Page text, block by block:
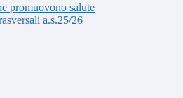
promuovono salute
a.s.25/26